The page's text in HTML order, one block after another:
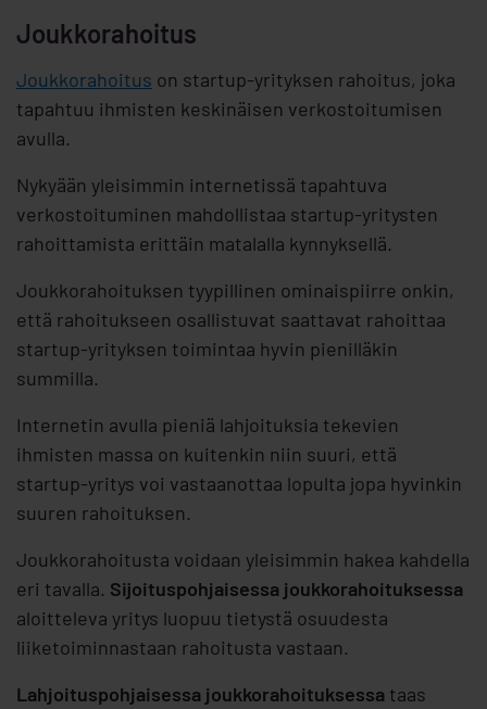
Joukkorahoitus
Joukkorahoitus on startup-yrityksen rahoitus, joka
tapahtuu ihmisten keskinäisen verkostoitumisen
avulla.
Nykyään yleisimmin internetissä tapahtuva
verkostoituminen mahdollistaa startup-yritysten
rahoittamista erittäin matalalla kynnyksellä.
Joukkorahoituksen tyypillinen ominaispiirre onkin,
että rahoitukseen osallistuvat saattavat rahoittaa
startup-yrityksen toimintaa hyvin pienilläkin
summilla.
Internetin avulla pieniä lahjoituksia tekevien
ihmisten massa on kuitenkin niin suuri, että
startup-yritys voi vastaanottaa lopulta jopa hyvinkin
suuren rahoituksen.
Joukkorahoitusta voidaan yleisimmin hakea kahdella
eri tavalla. Sijoituspohjaisessa joukkorahoituksessa
aloitteleva yritys luopuu tietystä osuudesta
liiketoiminnastaan rahoitusta vastaan.
Lahjoituspohjaisessa joukkorahoituksessa taas